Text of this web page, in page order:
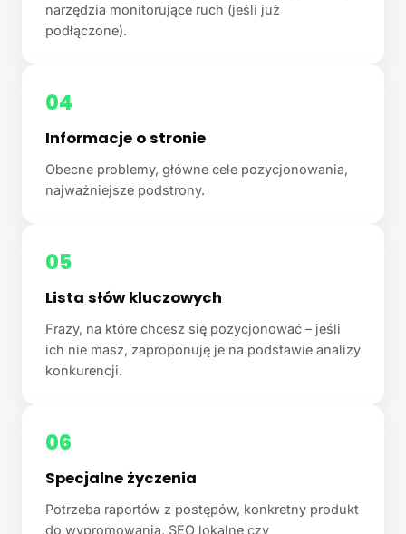
narzędzia monitorujące ruch (jeśli już
podłączone).
04
Informacje o stronie
Obecne problemy, główne cele pozycjonowania,
najważniejsze podstrony.
05
Lista słów kluczowych
Frazy, na które chcesz się pozycjonować – jeśli
ich nie masz, zaproponuję je na podstawie analizy
konkurencji.
06
Specjalne życzenia
Potrzeba raportów z postępów, konkretny produkt
do wypromowania, SEO lokalne czy